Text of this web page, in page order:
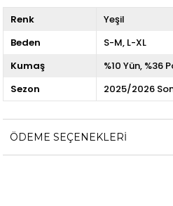
Renk
Yeşil
Beden
S-M L-XL
Kumaş
%10 Yün %36
Sezon
2025/2026
ÖDEME SEÇENEKLERI